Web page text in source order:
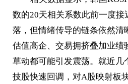
数的20天相关系数此前一度接
落，但情绪传导的链条依然清
估值高企、交易拥挤叠加业绩
草动都可能引发震荡。就近几
技股快速回调，对A股映射板